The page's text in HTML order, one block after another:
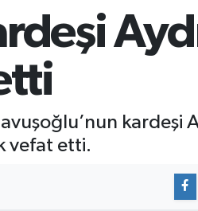
kardeşi
vefat etti.